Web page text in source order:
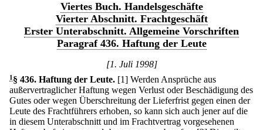
Viertes Buch. Handelsgeschäfte
Vierter Abschnitt. Frachtgeschäft
Erster Unterabschnitt. Allgemeine Vorschriften
Paragraf 436. Haftung der Leute
[1. Juli 1998]
1 § 436. Haftung der Leute. [1] Werden Ansprüche aus
außervertraglicher Haftung wegen Verlust oder Beschädigung des
Gutes oder wegen Überschreitung der Lieferfrist gegen einen der
Leute des Frachtführers erhoben, so kann sich auch jener auf die
in diesem Unterabschnitt und im Frachtvertrag vorgesehenen